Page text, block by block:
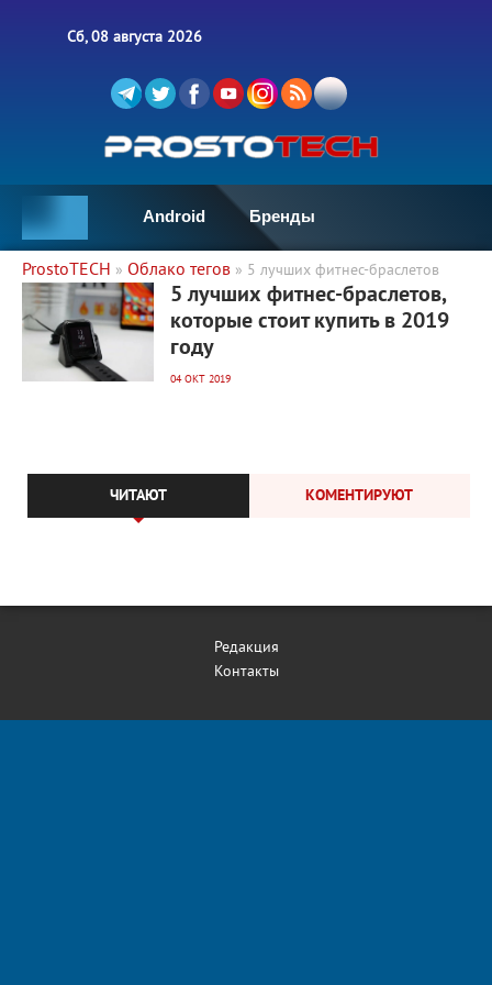
Сб, 08 августа 2026
Android Бренды
ProstoTECH » Облако тегов » 5 лучших фитнес-браслетов
2 986 0
5 лучших фитнес-браслетов,
которые стоит купить в 2019
году
04 ОКТ 2019
ЧИТАЮТ КОМЕНТИРУЮТ
Редакция
Контакты